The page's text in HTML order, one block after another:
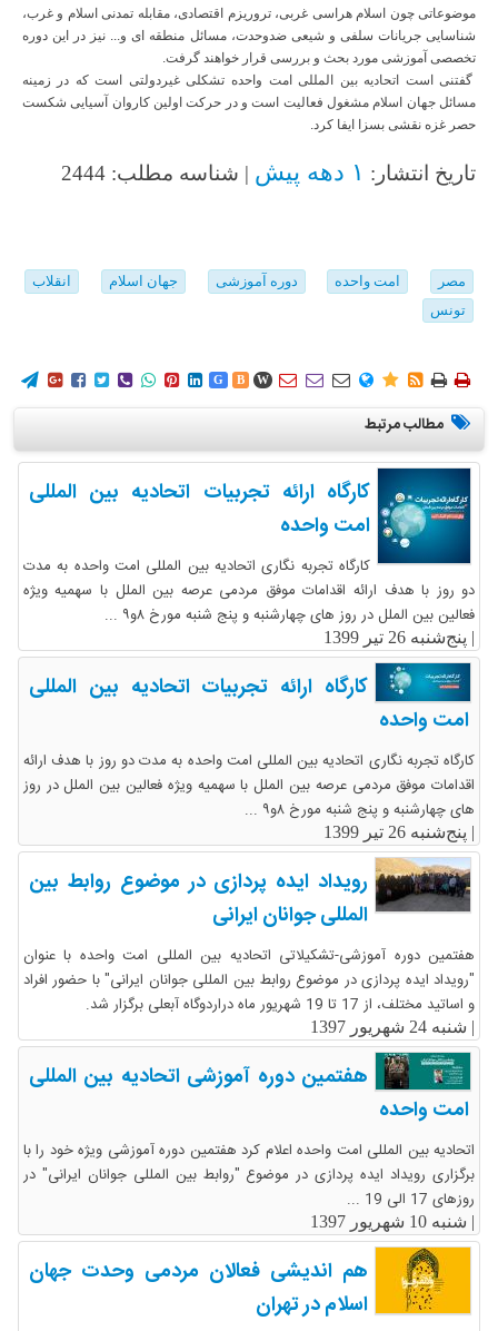
موضوعاتی چون اسلام هراسی غربی، تروریزم اقتصادی، مقابله تمدنی اسلام و غرب،
شناسایی جریانات سلفی و شیعی ضدوحدت، مسائل منطقه ای و... نیز در این دوره
تخصصی آموزشی مورد بحث و بررسی قرار خواهند گرفت.
گفتنی است اتحادیه بین المللی امت واحده تشکلی غیردولتی است که در زمینه
مسائل جهان اسلام مشغول فعالیت است و در حرکت اولین کاروان آسیایی شکست
حصر غزه نقشی بسزا ایفا کرد.
تاریخ انتشار: ۱ دهه پیش | شناسه مطلب: 2444
مصر امت واحده دوره آموزشی جهان اسلام
انقلاب
تونس
        G B W        
مطالب مرتبط
کارگاه ارائه تجربیات اتحادیه بین المللی
امت واحده
کارگاه تجربه نگاری اتحادیه بین المللی امت واحده به مدت
دو روز با هدف ارائه اقدامات موفق مردمی عرصه بین الملل با سهمیه ویژه
فعالین بین الملل در روز های چهارشنبه و پنج شنبه مورخ ۸و۹ ...
| پنج‌شنبه 26 تیر 1399
کارگاه ارائه تجربیات اتحادیه بین المللی
امت واحده
کارگاه تجربه نگاری اتحادیه بین المللی امت واحده به مدت دو روز با هدف ارائه
اقدامات موفق مردمی عرصه بین الملل با سهمیه ویژه فعالین بین الملل در روز
های چهارشنبه و پنج شنبه مورخ ۸و۹ ...
| پنج‌شنبه 26 تیر 1399
رویداد ایده پردازی در موضوع روابط بین
المللی جوانان ایرانی
هفتمین دوره آموزشی-تشکیلاتی اتحادیه بین المللی امت واحده با عنوان
"رویداد ایده پردازی در موضوع روابط بین المللی جوانان ایرانی" با حضور افراد
و اساتید مختلف، از 17 تا 19 شهریور ماه دراردوگاه آبعلی برگزار شد.
| شنبه 24 شهریور 1397
هفتمین دوره آموزشی اتحادیه بین المللی
امت واحده
اتحادیه بین المللی امت واحده اعلام کرد هفتمین دوره آموزشی ویژه خود را با
برگزاری رویداد ایده پردازی در موضوع "روابط بین المللی جوانان ایرانی" در
روزهای 17 الی 19 ...
| شنبه 10 شهریور 1397
هم اندیشی فعالان مردمی وحدت جهان
اسلام در تهران